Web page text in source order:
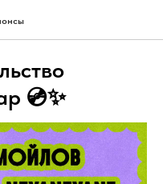
💿✨